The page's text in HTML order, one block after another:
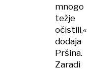
mnogo
težje
očistili,«
dodaja
Pršina.
Zaradi